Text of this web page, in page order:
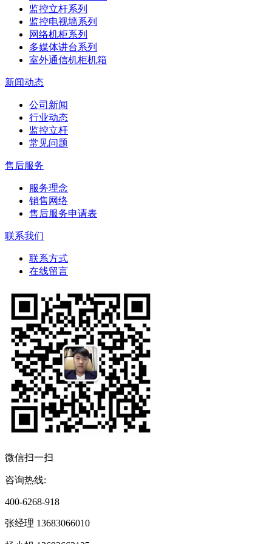
监控立杆系列
监控电视墙系列
网络机柜系列
多媒体讲台系列
室外通信机柜机箱
新闻动态
公司新闻
行业动态
监控立杆
常见问题
售后服务
服务理念
销售网络
售后服务申请表
联系我们
联系方式
在线留言
微信扫一扫
咨询热线:
400-6268-918
张经理 13683066010